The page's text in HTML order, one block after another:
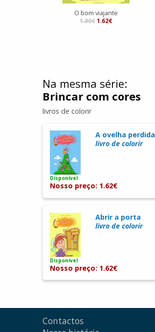
O bom viajante
1.80€ 1.62€
Na mesma série:
Brincar com cores
livros de colorir
A ovelha perdida
livro de colorir
Disponível
Nosso preço: 1.62€
Abrir a porta
livro de colorir
Disponível
Nosso preço: 1.62€
Contactos